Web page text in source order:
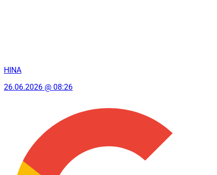
HINA
26.06.2026 @ 08:26